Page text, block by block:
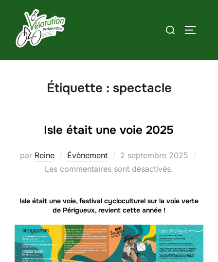
contenu
Rechercher :
Étiquette : spectacle
Isle était une voie 2025
par Reine Évènement
Publié
le
2 septembre 2025
Les commentaires sont désactivés.
Isle était une voie, festival cycloculturel sur la voie verte
de Périgueux, revient cette année !